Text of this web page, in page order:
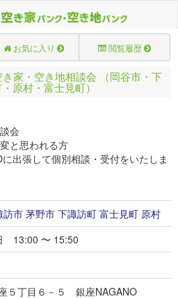
お気に入り 閲覧履歴
き家・空き地相談会 （岡谷市・下
原村・富士見町）
会
と思われる方
出張して個別相談・受付をいたしま
訪市 茅野市 下諏訪町 富士見町 原村
13:00 〜 15:50
５丁目６－５ 銀座NAGANO